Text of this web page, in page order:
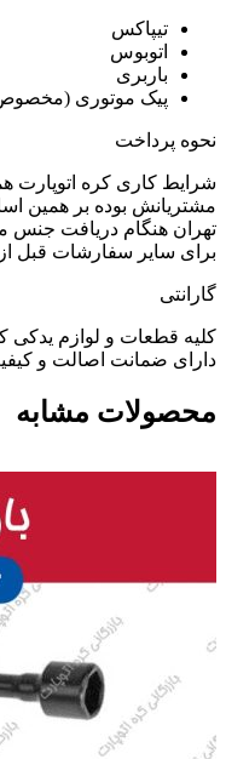
تیپاکس
اتوبوس
باربری
پیک موتوری
نحوه پرداخت
شرایط کاری کره اتوپارت
مشتریانش بوده بر همین
تهران هنگام دریافت جنس
برای سایر سفارشات قبل
گارانتی
کلیه قطعات و لوازم یدکی
دارای ضمانت اصالت و
محصولات مشابه